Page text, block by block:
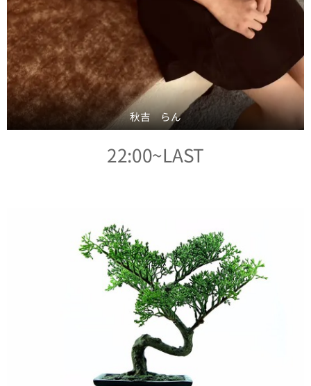
秋吉 らん
22:00~LAST